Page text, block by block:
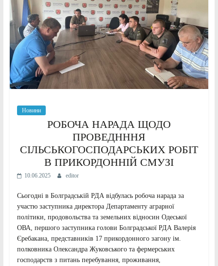
Новини
РОБОЧА НАРАДА ЩОДО
ПРОВЕДНННЯ
СІЛЬСЬКОГОСПОДАРСЬКИХ РОБІТ
В ПРИКОРДОННІЙ СМУЗІ
10.06.2025 editor
Сьогодні в Болградській РДА відбулась робоча нарада за
участю заступника директора Департаменту аграрної
політики, продовольства та земельних відносин Одеської
ОВА, першого заступника голови Болградської РДА Валерія
Єребакана, представників 17 прикордонного загону ім.
полковника Олександра Жуковського та фермерських
господарств з питань перебування, проживання,